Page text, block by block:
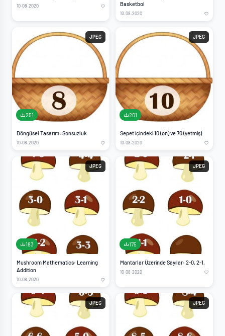
10.08.2020
Basketbol
10.08.2020
JPEG
251
Döngüsel Tasarım: Sonsuzluk
10.08.2020
JPEG
201
Sepet içindeki 10 (on) ve 70 (yetmiş)
10.08.2020
JPEG
183
Mushroom Mathematics: Learning
Addition
10.08.2020
JPEG
175
Mantarlar Üzerinde Sayılar: 2-0, 2-1,
10.08.2020
JPEG JPEG